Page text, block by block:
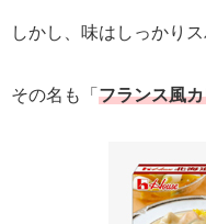
しかし、味はしっかり
その名も「 フランス風